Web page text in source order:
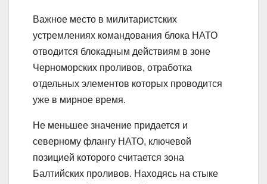
Важное место в милитаристских
устремлениях командования блока НАТО
отводится блокадным действиям в зоне
Черноморских проливов, отработка
отдельных элементов которых проводится
уже в мирное время.
Не меньшее значение придается и
северному флангу НАТО, ключевой
позицией которого считается зона
Балтийских проливов. Находясь на стыке